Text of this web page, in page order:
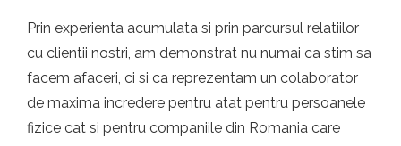
Prin experienta acumulata si prin parcursul relatiilor
cu clientii nostri, am demonstrat nu numai ca stim sa
facem afaceri, ci si ca reprezentam un colaborator
de maxima incredere pentru atat pentru persoanele
fizice cat si pentru companiile din Romania care